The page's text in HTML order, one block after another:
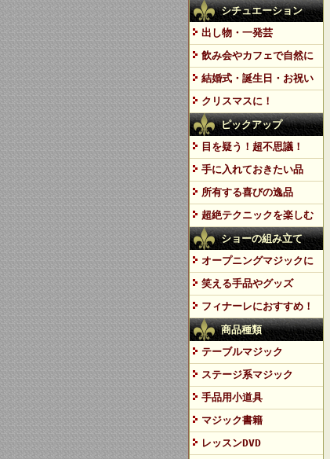
シチュエーション
出し物・一発芸
飲み会やカフェで自然に
結婚式・誕生日・お祝い
クリスマスに！
ピックアップ
目を疑う！超不思議！
手に入れておきたい品
所有する喜びの逸品
超絶テクニックを楽しむ
ショーの組み立て
オープニングマジックに
笑える手品やグッズ
フィナーレにおすすめ！
商品種類
テーブルマジック
ステージ系マジック
手品用小道具
マジック書籍
レッスンDVD